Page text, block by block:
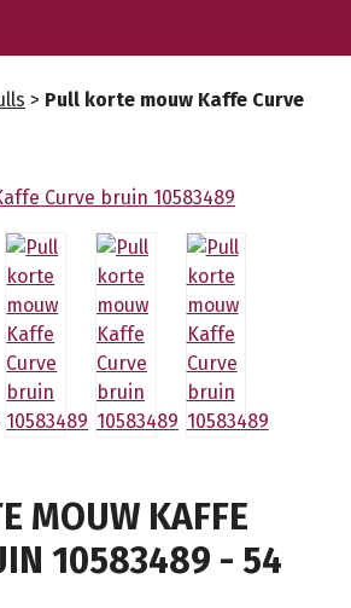
> Pull korte mouw Kaffe Curve
MOUW KAFFE
10583489 - 54